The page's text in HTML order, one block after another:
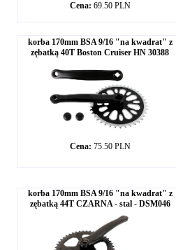
Cena: 69.50 PLN
korba 170mm BSA 9/16 "na kwadrat" z
zębatką 40T Boston Cruiser HN 30388
Cena: 75.50 PLN
korba 170mm BSA 9/16 "na kwadrat" z
zębatką 44T CZARNA - stal - DSM046